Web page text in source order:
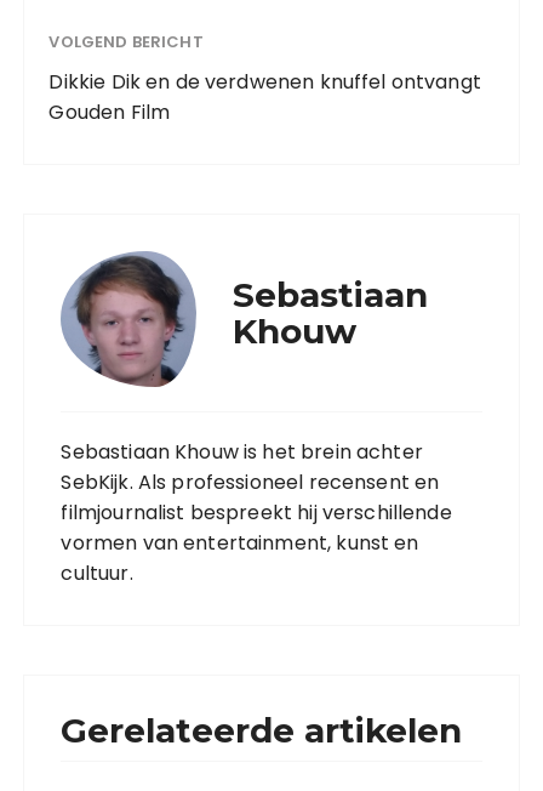
VOLGEND BERICHT
Dikkie Dik en de verdwenen knuffel ontvangt
Gouden Film
Sebastiaan
Khouw
Sebastiaan Khouw is het brein achter
SebKijk. Als professioneel recensent en
filmjournalist bespreekt hij verschillende
vormen van entertainment, kunst en
cultuur.
Gerelateerde artikelen